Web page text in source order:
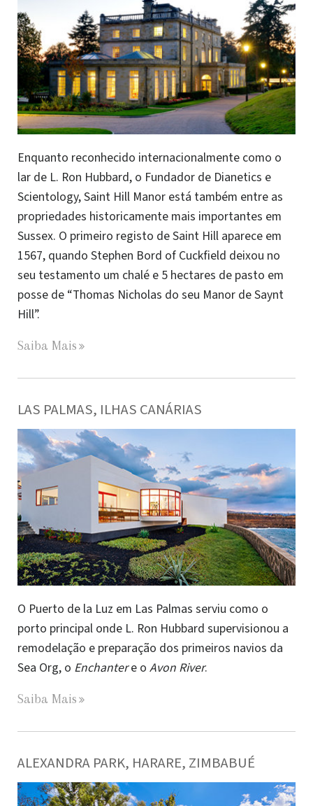
Enquanto reconhecido internacionalmente como o
lar de L. Ron Hubbard, o Fundador de Dianetics e
Scientology, Saint Hill Manor está também entre as
propriedades historicamente mais importantes em
Sussex. O primeiro registo de Saint Hill aparece em
1567, quando Stephen Bord of Cuckfield deixou no
seu testamento um chalé e 5 hectares de pasto em
posse de “Thomas Nicholas do seu Manor de Saynt
Hill”.
Saiba Mais
LAS PALMAS, ILHAS CANÁRIAS
O Puerto de la Luz em Las Palmas serviu como o
porto principal onde L. Ron Hubbard supervisionou a
remodelação e preparação dos primeiros navios da
Sea Org, o Enchantere o Avon River.
Saiba Mais
ALEXANDRA PARK, HARARE, ZIMBABUÉ